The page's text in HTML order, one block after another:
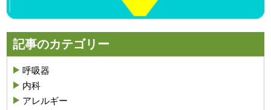
記事のカテゴリー
呼吸器
内科
アレルギー